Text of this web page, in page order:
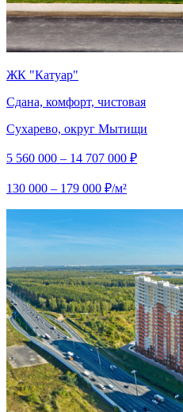
ЖК "Катуар"
Сдана, комфорт, чистовая
Сухарево, округ Мытищи
5 560 000 – 14 707 000 ₽
130 000 – 179 000 ₽/м²